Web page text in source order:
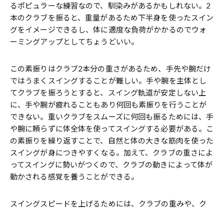
るポピュラーな練習なので、馴染みがあるかもしれない。2
本のクラブを振ると、重量があるため下半身を使ったスイン
グをイメージできるし、体に適度な負荷がかかるのでウォ
ーミングアップとしてちょうどいい。
この素振りはクラブ2本分の重さがあるため、手先や腕だけ
ではうまくスイングすることが難しい。手や腕を主体とし
てクラブを振ろうとすると、スイング軌道が安定しない上
に、手や腕が疲れることもあり何回も素振りを行うことが
できない。重いクラブをスムーズに何回も振るためには、手
や腕に頼らずに体全体を使ってスイングする必要がある。こ
の素振りを繰り返すことで、自然と体の大きな筋肉を使った
スイングが身につきやすくなる。加えて、クラブの重さによ
ってスイングに勢いがつくので、クラブの動きによって体が
動かされる感覚を養うことができる。
スイングスピードを上げるためには、クラブの重みや、ク